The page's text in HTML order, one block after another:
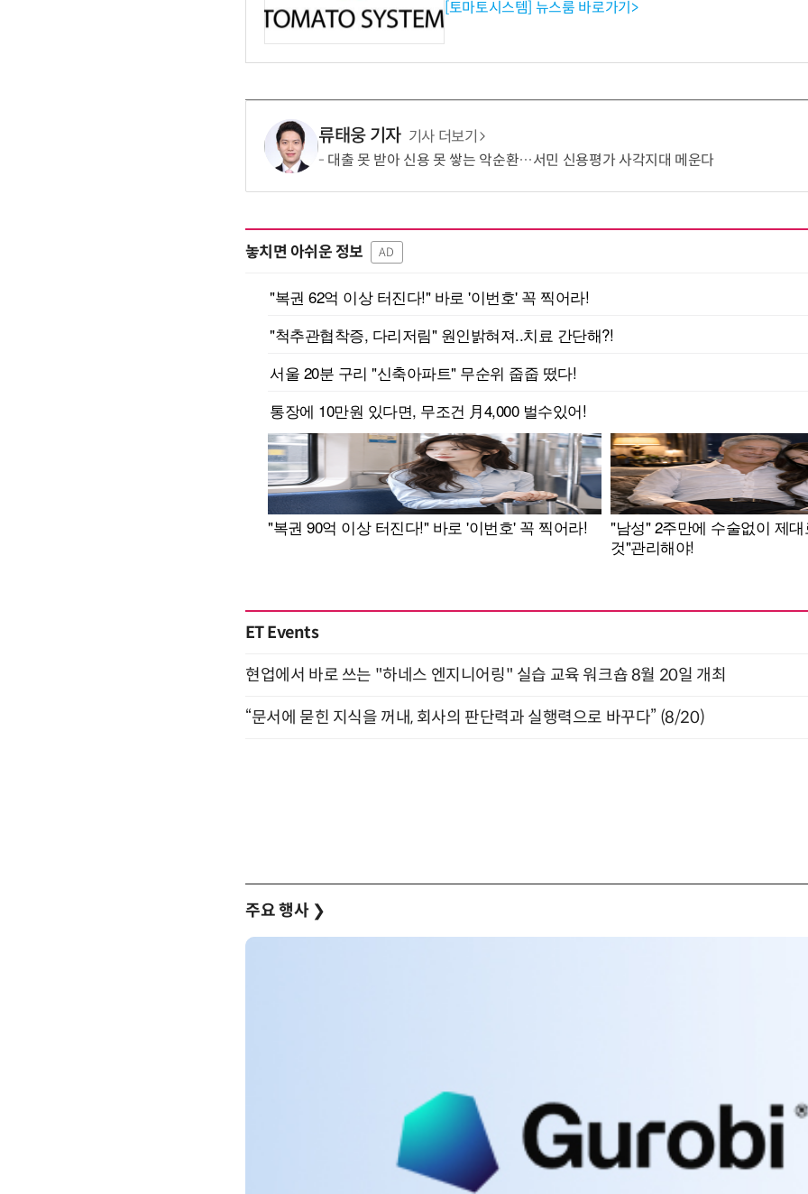
[토마토시스템] 뉴스룸 바로가기>
류태웅 기자 기사 더보기
대출 못 받아 신용 못 쌓는 악순환…서민 신용평가 사각지대 메운다
놓치면 아쉬운 정보 AD
ET Events
현업에서 바로 쓰는 "하네스 엔지니어링" 실습 교육 워크숍 8월 20일 개최
“문서에 묻힌 지식을 꺼내, 회사의 판단력과 실행력으로 바꾸다” (8/20)
주요 행사 ❯